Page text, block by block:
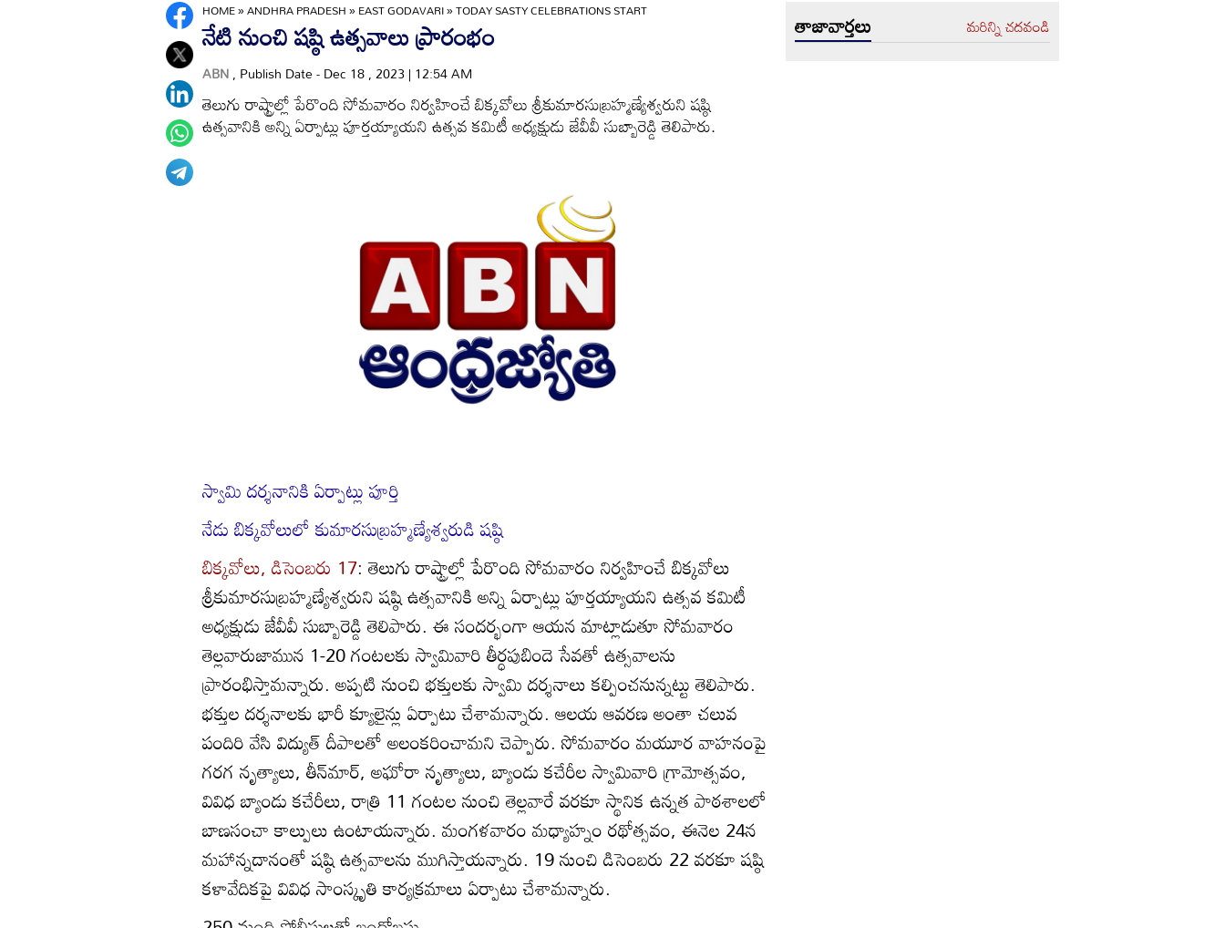
HOME»ANDHRA PRADESH»EAST GODAVARI»TODAY SASTY CELEBRATIONS START
నేటి నుంచి షష్ఠి ఉత్సవాలు ప్రారంభం
ABN, Publish Date - Dec 18 , 2023 | 12:54 AM
తెలుగు రాష్ట్రాల్లో పేరొంది సోమవారం నిర్వహించే బిక్కవోలు శ్రీకుమారసుబ్రహ్మణ్యేశ్వరుని షష్ఠి
ఉత్సవానికి అన్ని ఏర్పాట్లు పూర్తయ్యాయని ఉత్సవ కమిటీ అధ్యక్షుడు జేవీవీ సుబ్బారెడ్డి తెలిపారు.
స్వామి దర్శనానికి ఏర్పాట్లు పూర్తి
నేడు బిక్కవోలులో కుమారసుబ్రహ్మణ్యేశ్వరుడి షష్ఠి
బిక్కవోలు, డిసెంబరు 17: తెలుగు రాష్ట్రాల్లో పేరొంది సోమవారం నిర్వహించే బిక్కవోలు
శ్రీకుమారసుబ్రహ్మణ్యేశ్వరుని షష్ఠి ఉత్సవానికి అన్ని ఏర్పాట్లు పూర్తయ్యాయని ఉత్సవ కమిటీ
అధ్యక్షుడు జేవీవీ సుబ్బారెడ్డి తెలిపారు. ఈ సందర్భంగా ఆయన మాట్లాడుతూ సోమవారం
తెల్లవారుజామున 1-20 గంటలకు స్వామివారి తీర్ధపుబిందె సేవతో ఉత్సవాలను
ప్రారంభిస్తామన్నారు. అప్పటి నుంచి భక్తులకు స్వామి దర్శనాలు కల్పించనున్నట్టు తెలిపారు.
భక్తుల దర్శనాలకు భారీ క్యూలైన్లు ఏర్పాటు చేశామన్నారు. ఆలయ ఆవరణ అంతా చలువ
పందిరి వేసి విద్యుత్‌ దీపాలతో అలంకరించామని చెప్పారు. సోమవారం మయూర వాహనంపై
గరగ నృత్యాలు, తీన్‌మార్‌, అఘోరా నృత్యాలు, బ్యాండు కచేరీల స్వామివారి గ్రామోత్సవం,
వివిధ బ్యాండు కచేరీలు, రాత్రి 11 గంటల నుంచి తెల్లవారే వరకూ స్థానిక ఉన్నత పాఠశాలలో
బాణసంచా కాల్పులు ఉంటాయన్నారు. మంగళవారం మధ్యాహ్నం రథోత్సవం, ఈనెల 24న
మహాన్నదానంతో షష్ఠి ఉత్సవాలను ముగిస్తాయన్నారు. 19 నుంచి డిసెంబరు 22 వరకూ షష్ఠి
కళావేదికపై వివిధ సాంస్కృతి కార్యక్రమాలు ఏర్పాటు చేశామన్నారు.
తాజావార్తలు మరిన్ని చదవండి